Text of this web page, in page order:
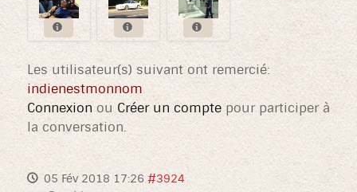
Les utilisateur(s) suivant ont remercié:
indienestmonnom
Connexionou Créer un comptepour participer à
la conversation.
05 Fév 2018 17:26 #3924